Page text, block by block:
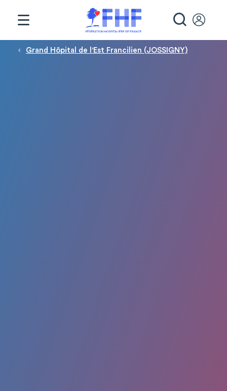
Fil d'Ariane
Grand Hôpital de l'Est Francilien (JOSSIGNY)
Panneau de gestion des cookies